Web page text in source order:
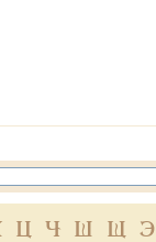
Ц Ч Ш Щ Э